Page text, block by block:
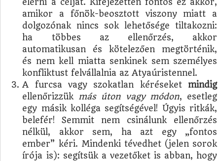
amikor a főnök-beosztott viszony miatt a
dolgozónak nincs sok lehetősége tiltakozni:
ha többes az ellenőrzés, akkor
automatikusan és kötelezően megtörténik,
és nem kell miatta senkinek sem személyes
konfliktust felvállalnia az Atyaúristennel.
A furcsa vagy szokatlan kéréseketmindig
ellenőrizzük más úton vagy módon, esetleg
egy másik kolléga segítségével! Úgyis ritkák,
belefér! Semmit nem csinálunk ellenőrzés
nélkül, akkor sem, ha azt egy „fontos
ember” kéri. Mindenki tévedhet (jelen sorok
írója is): segítsük a vezetőket is abban, hogy